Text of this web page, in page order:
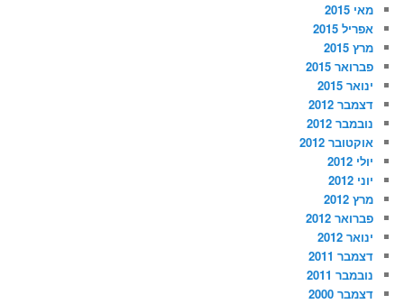
מאי 2015
אפריל 2015
מרץ 2015
פברואר 2015
ינואר 2015
דצמבר 2012
נובמבר 2012
אוקטובר 2012
יולי 2012
יוני 2012
מרץ 2012
פברואר 2012
ינואר 2012
דצמבר 2011
נובמבר 2011
דצמבר 2000